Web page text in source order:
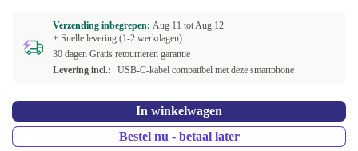
Verzending inbegrepen: Aug 11 totAug 12
+ Snelle levering (1-2 werkdagen)
30 dagen Gratis retourneren garantie
Levering incl.:
USB-C-kabel compatibel met deze smartphone
In winkelwagen
Bestel nu - betaal later